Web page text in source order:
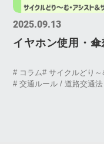
2025.09.13
イヤホン使用・
る道路交通法改正
# コラム# サイクルどり
# 交通ルール / 道路交通法